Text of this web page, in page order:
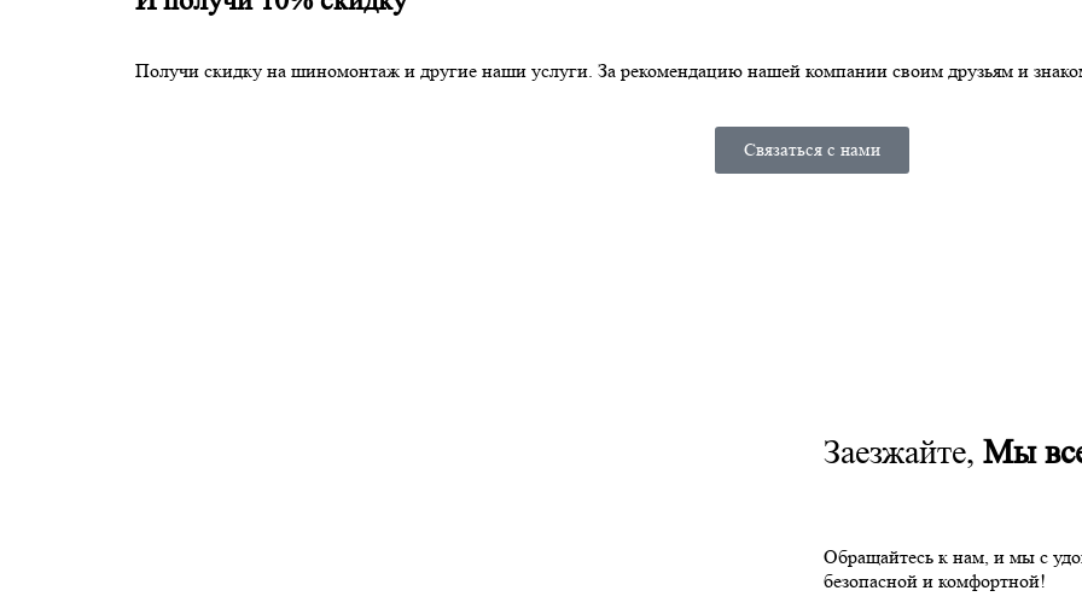
Получи скидку на шиномонтаж и другие наши услуги. За рекомендацию нашей компании своим друзьям и
Связаться с нами
Заезжайте, Мы
Обращайтесь к нам, и мы с
безопасной и комфортной!